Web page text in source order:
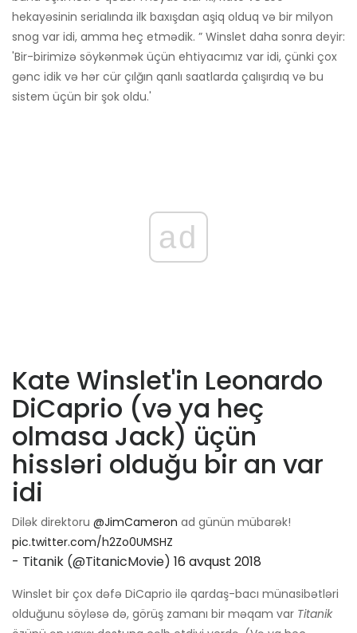
hekayəsinin serialında ilk baxışdan aşiq olduq və bir milyon
snog var idi, amma heç etmədik. ” Winslet daha sonra deyir:
'Bir-birimizə söykənmək üçün ehtiyacımız var idi, çünki çox
gənc idik və hər cür çılğın qanlı saatlarda çalışırdıq və bu
sistem üçün bir şok oldu.'
ad
Kate Winslet'in Leonardo
DiCaprio (və ya heç
olmasa Jack) üçün
hissləri olduğu bir an var
idi
Dilək direktoru @JimCameron ad günün mübarək!
pic.twitter.com/h2Zo0UMSHZ
- Titanik (@TitanicMovie) 16 avqust 2018
Winslet bir çox dəfə DiCaprio ilə qardaş-bacı münasibətləri
olduğunu söyləsə də, görüş zamanı bir məqam var Titanik